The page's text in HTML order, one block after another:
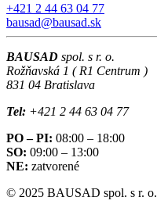
+421 2 44 63 04 77
bausad@bausad.sk
BAUSAD spol. s r. o.
Rožňavská 1 ( R1 Centrum )
831 04 Bratislava
Tel: +421 2 44 63 04 77
PO – PI: 08:00 – 18:00
SO: 09:00 – 13:00
NE: zatvorené
© 2025 BAUSAD spol. s r. o.